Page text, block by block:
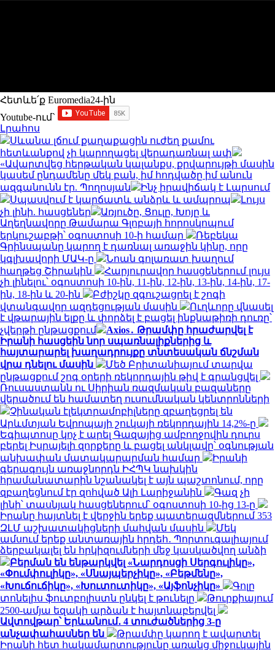
Հետևե՛ք Euromedia24-ին
Youtube-ում`
Լրահոս
Սևանա լճում քաղաքացին ուժեղ քամու
հետևանքով չի կարողացել վերադառնալ ափ
«Ավարտվեց հերթական կալանքս, քրվարույթի մասին
կասեմ ընդամենը մեկ բան, իմ հոդվածը իմ անուն
ազգանունն էր. Պողոսյան
Ինչ իրավիճակ է Լարսում
Սպասվում է կարճատև անձրև և ամպրոպ
Լույս
չի լինի. հասցեներ
Առյուծը, Ցուլը, Խոյը և
Աղեղնավորը Թամարա Գլոբայի հորոսկոպում
երկուշաբթի՝ օգոստոսի 10-ի համար
Ռեբեկա
Գրինսպանը կարող է դառնալ առաջին կինը, որը
կգլխավորի ՄԱԿ-ը
Նոան գոլառատ խաղում
հաղթեց Շիրակին
Հարյուրավոր հասցեներում լույս
չի լինելու՝ օգոստոսի 10-ին, 11-ին, 12-ին, 13-ին, 14-ին, 17-
ին, 18-ին և 20-ին
Բժիշկը զգուշացրել է շոգի
վտանգավոր ազդեցության մասին
Ուղևորը վնասել
է վթարային ելքը և փորձել է բացել ինքնաթիռի դուռը՝
չվերթի ընթացքում
Axios․ Թրամփը հրաժարվել է
Իրանի հասցեին նոր սպառնալիքներից և
հայտարարել խաղադրույքը տնտեսական ճնշման
վրա դնելու մասին
Մեծ Բրիտանիայում տարվա
ընթացքում շոգ օրերի ռեկորդային թիվ է գրանցվել
Ռուսաստանն ու Սիրիան ռազմական բազաները
վերածում են համատեղ ուսումնական կենտրոնների
Չինական էլեկտրամոբիլները զբաղեցրել են
Արևմտյան Եվրոպայի շուկայի ռեկորդային 14,2%-ը
Եգիպտոսը կոչ է արել Գազայից ամբողջովին դուրս
բերել Իսրայելի զորքերը և բացել անկլավը՝ օգնության
անխափան մատակարարման համար
Իրանի
գերագույն առաջնորդն ԻՀՊԿ նախկին
հրամանատարին նշանակել է այն պաշտոնում, որը
զբաղեցնում էր զոհված Ալի Լարիջանին
Գազ չի
լինի՝ տասնյակ հասցեներում՝ օգոստոսի 10-ից 13-ը
Իրանը հայտնել է վերջին երեք պատերազմներում 353
ԶԼՄ աշխատակիցների մահվան մասին
Մեկ
ամսում երեք անտառային հրդեհ․ Պորտուգալիայում
ձերբակալել են հրկիզումների մեջ կասկածվող անձի
Բերման են ենթարկվել «Նարդոսցի Սերգուլիկը»,
«Փումփուլիկը», «Սնայպերչիկը», «Բեթմենը»,
«Խուճուճիկը», «Խուտուտիկը», «Այֆոնչիկը»
Գոլը
տոնելիս ֆուտբոլիստն ընկել է թունելը
Թուրքիայում
2500-ամյա եզակի արձան է հայտնաբերվել
Ավտովթար՝ Երևանում․ 4 տուժածներից 3-ը
անչափահասներ են
Թրամփը կարող է ավարտել
Իրանի հետ հակամարտությունը առանց միջուկային